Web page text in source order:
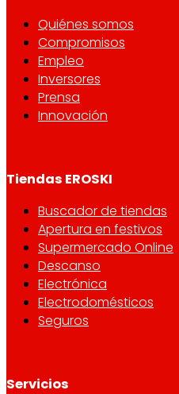
Quiénes somos
Compromisos
Empleo
Inversores
Prensa
Innovación
Tiendas EROSKI
Buscador de tiendas
Apertura en festivos
Supermercado Online
Descanso
Electrónica
Electrodomésticos
Seguros
Servicios